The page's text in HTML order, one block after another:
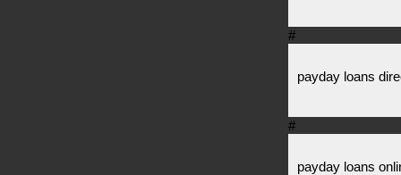
#
payday loans
#
payday loans